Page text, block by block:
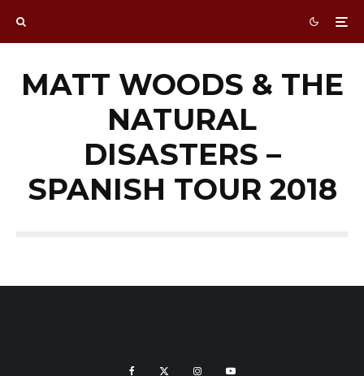
MATT WOODS & THE
NATURAL
DISASTERS –
SPANISH TOUR 2018